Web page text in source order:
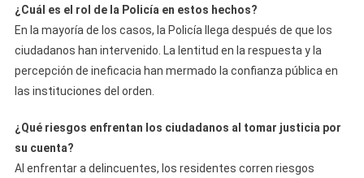
¿Cuál es el rol de la Policía en estos hechos?
En la mayoría de los casos, la Policía llega después de que los
ciudadanos han intervenido. La lentitud en la respuesta y la
percepción de ineficacia han mermado la confianza pública en
las instituciones del orden.
¿Qué riesgos enfrentan los ciudadanos al tomar justicia por
su cuenta?
Al enfrentar a delincuentes, los residentes corren riesgos